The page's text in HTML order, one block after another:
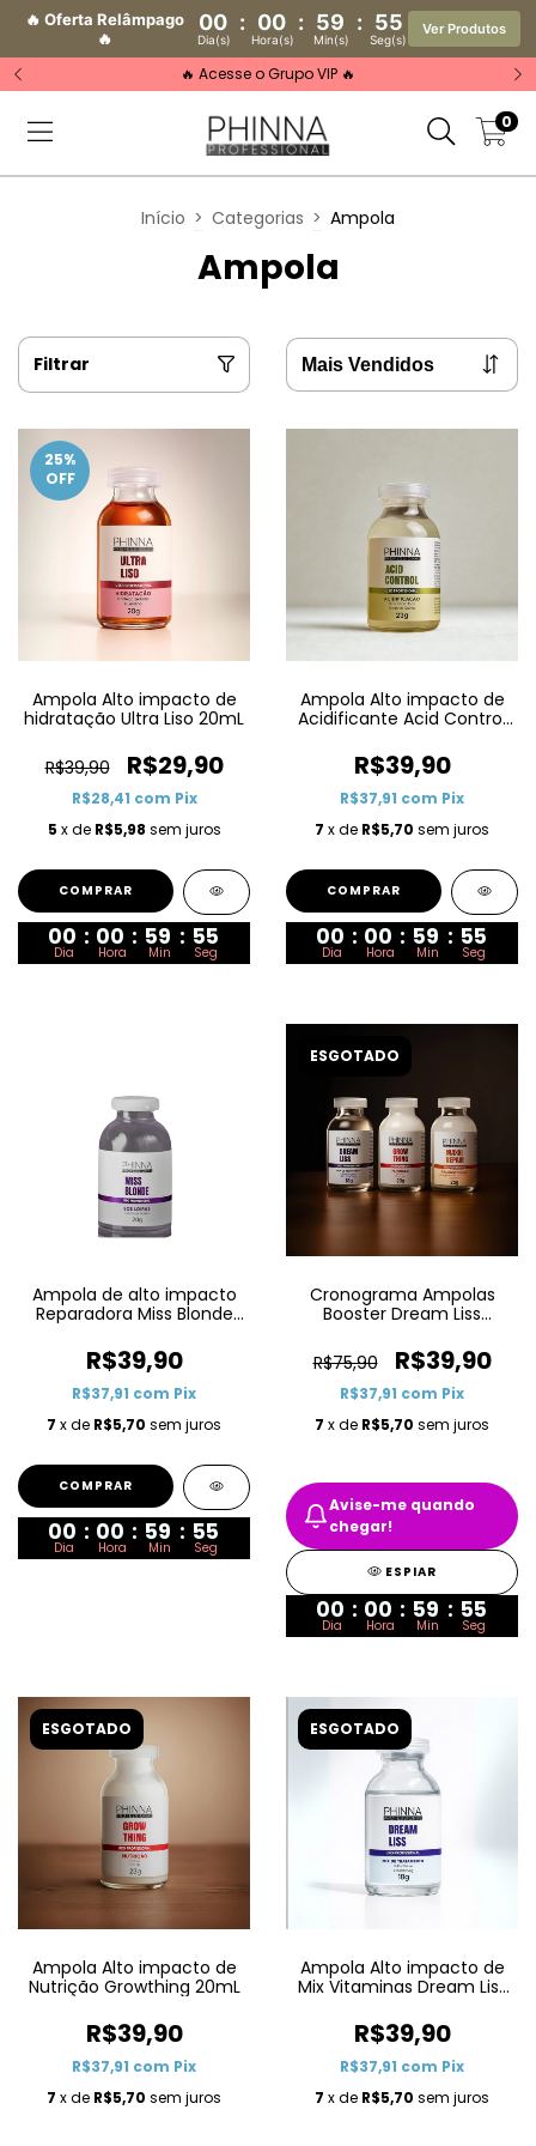
🔥 Oferta Relâmpago
🔥
00 : 00 : 59 : 55
Dia(s) Hora(s) Min(s) Seg(s)
Ver Produtos
🔥 Acesse o Grupo VIP 🔥
0
Início > Categorias > Ampola
Ampola
Filtrar
25%
OFF
Ampola Alto impacto de
hidratação Ultra Liso 20mL
R$39,90 R$29,90
R$28,41 com Pix
5 x de R$5,98 sem juros
00 : 00 : 59 : 55
Dia Hora Min Seg
Ampola Alto impacto de
Acidificante Acid Control
R$39,90
R$37,91 com Pix
7 x de R$5,70 sem juros
00 : 00 : 59 : 55
Dia Hora Min Seg
Ampola de alto impacto
Reparadora Miss Blonde
R$39,90
R$37,91 com Pix
7 x de R$5,70 sem juros
00 : 00 : 59 : 55
Dia Hora Min Seg
ESGOTADO
Cronograma Ampolas
Booster Dream Liss
ampolas
R$75,90 R$39,90
R$37,91 com Pix
7 x de R$5,70 sem juros
Avise-me quando
chegar!
ESPIAR
00 : 00 : 59 : 55
Dia Hora Min Seg
ESGOTADO
Ampola Alto impacto de
Nutrição Growthing 20mL
R$39,90
R$37,91 com Pix
7 x de R$5,70 sem juros
ESGOTADO
Ampola Alto impacto de
Mix Vitaminas Dream Liss
R$39,90
R$37,91 com Pix
7 x de R$5,70 sem juros